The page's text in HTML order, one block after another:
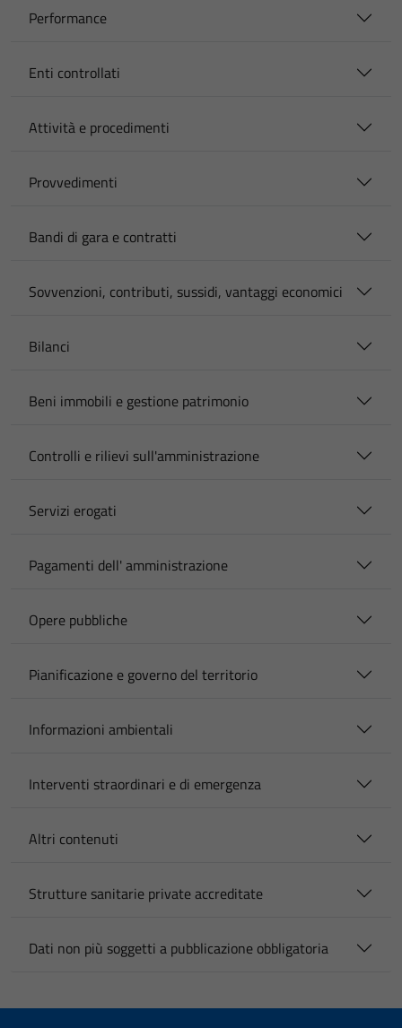
Performance
Enti controllati
Attività e procedimenti
Provvedimenti
Bandi di gara e contratti
Sovvenzioni, contributi, sussidi, vantaggi economici
Bilanci
Beni immobili e gestione patrimonio
Controlli e rilievi sull'amministrazione
Servizi erogati
Pagamenti dell' amministrazione
Opere pubbliche
Pianificazione e governo del territorio
Informazioni ambientali
Interventi straordinari e di emergenza
Altri contenuti
Strutture sanitarie private accreditate
Dati non più soggetti a pubblicazione obbligatoria